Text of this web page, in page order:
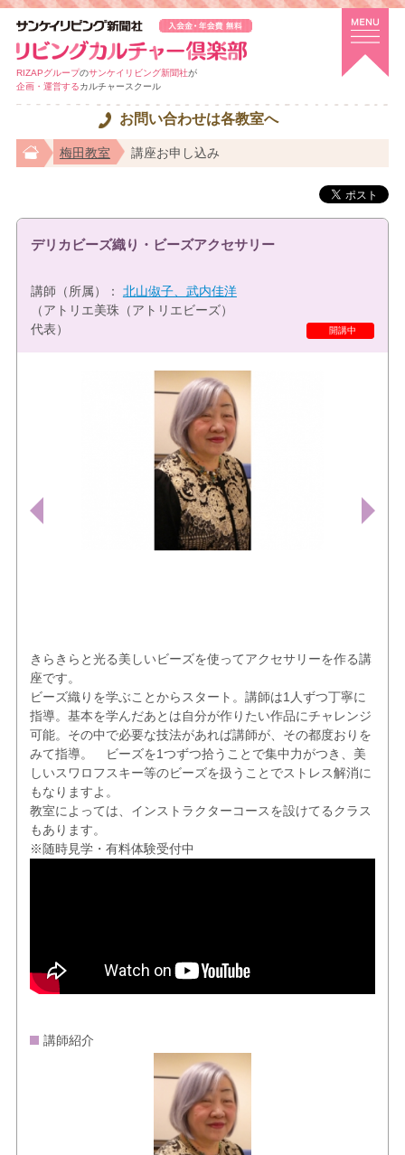
RIZAPグループのサンケイリビング新聞社が
企画・運営するカルチャースクール
お問い合わせは各教室へ
梅田教室 講座お申し込み
特選講座
開講中
デリカビーズ織り・ビーズアクセサリー
講師（所属）： 北山俶子、武内佳洋
（アトリエ美珠（アトリエビーズ）
代表）
きらきらと光る美しいビーズを使ってアクセサリーを作る講
座です。
ビーズ織りを学ぶことからスタート。講師は1人ずつ丁寧に
指導。基本を学んだあとは自分が作りたい作品にチャレンジ
可能。その中で必要な技法があれば講師が、その都度おりを
みて指導。 ビーズを1つずつ拾うことで集中力がつき、美
しいスワロフスキー等のビーズを扱うことでストレス解消に
もなりますよ。
教室によっては、インストラクターコースを設けてるクラス
もあります。
※随時見学・有料体験受付中
講師紹介